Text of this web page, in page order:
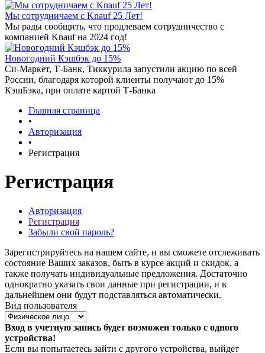
Мы сотрудничаем с Knauf 25 Лет!
Мы рады сообщить, что продлеваем сотрудничество с
компанией Knauf на 2024 год!
Новогодний Кэшбэк до 15%
Си-Маркет, Т-Банк, Тиккурила запустили акцию по всей
России, благодаря которой клиенты получают до 15%
КэшБэка, при оплате картой Т-Банка
Главная страница
•
Авторизация
•
Регистрация
Регистрация
Авторизация
Регистрация
Забыли свой пароль?
Зарегистрируйтесь на нашем сайте, и вы сможете отслеживать
состояние Ваших заказов, быть в курсе акций и скидок, а
также получать индивидуальные предложения. Достаточно
однократно указать свои данные при регистрации, и в
дальнейшем они будут подставляться автоматически.
Вид пользователя
Вход в учетную запись будет возможен только с одного
устройства!
Если вы попытаетесь зайти с другого устройства, выйдет